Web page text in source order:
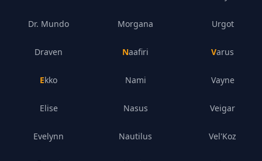
Dr. Mundo
Draven
Ekko
Elise
Evelynn
Morgana
Naafiri
Nami
Nasus
Nautilus
Urgot
Varus
Vayne
Veigar
Vel'Koz